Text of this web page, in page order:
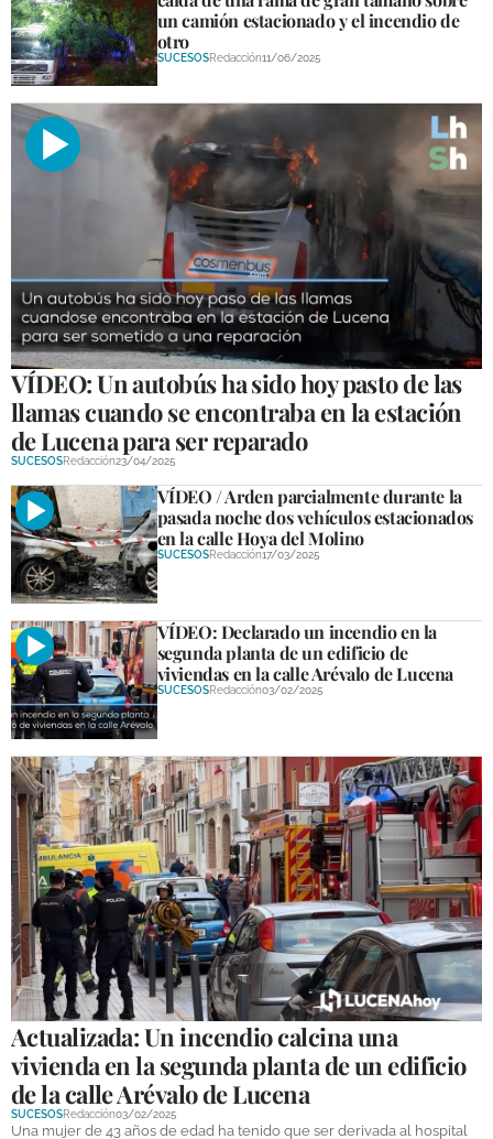
un camión estacionado y el incendio de
otro
SUCESOSRedacción11/06/2025
VÍDEO: Un autobús ha sido hoy pasto de las
llamas cuando se encontraba en la estación
de Lucena para ser reparado
SUCESOSRedacción23/04/2025
VÍDEO / Arden parcialmente durante la
pasada noche dos vehículos estacionados
en la calle Hoya del Molino
SUCESOSRedacción17/03/2025
VÍDEO: Declarado un incendio en la
segunda planta de un edificio de
viviendas en la calle Arévalo de Lucena
SUCESOSRedacción03/02/2025
Actualizada: Un incendio calcina una
vivienda en la segunda planta de un edificio
de la calle Arévalo de Lucena
SUCESOSRedacción03/02/2025
Una mujer de 43 años de edad ha tenido que ser derivada al hospital